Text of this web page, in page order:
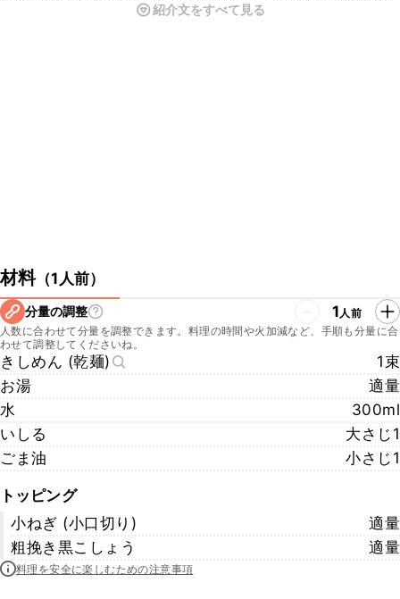
はとてもおいしいですよ。とても簡単なので、ぜひこの機会に作って
紹介文をすべて見る
材料（1人前）
分量の調整 1人前
人数に合わせて分量を調整できます。料理の時間や火加減など、手順も分量に合
わせて調整してくださいね。
きしめん (乾麺)
1束
お湯
適量
水
300ml
いしる
大さじ1
ごま油
小さじ1
トッピング
小ねぎ (小口切り)
適量
粗挽き黒こしょう
適量
料理を安全に楽しむための注意事項